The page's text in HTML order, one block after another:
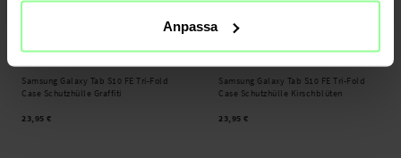
Anpassa
Auf Lager
Samsung Galaxy Tab S10 FE Tri-Fold
Case Schutzhülle Graffiti
23,95 €
Auf Lager
Samsung Galaxy Tab S10 FE Tri-Fold
Case Schutzhülle Kirschblüten
23,95 €